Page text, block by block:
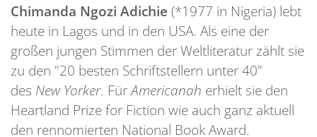
Chimanda Ngozi Adichie (*1977 in Nigeria) lebt
heute in Lagos und in den USA. Als eine der
großen jungen Stimmen der Weltliteratur zählt sie
zu den "20 besten Schriftstellern unter 40"
des New Yorker. FürAmericanah erhielt sie den
Heartland Prize for Fiction wie auch ganz aktuell
den rennomierten National Book Award.